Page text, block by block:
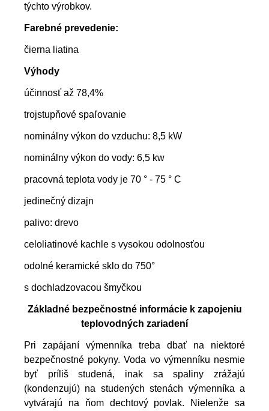
týchto výrobkov.
Farebné prevedenie:
čierna liatina
Výhody
účinnosť až 78,4%
trojstupňové spaľovanie
nominálny výkon do vzduchu: 8,5 kW
nominálny výkon do vody: 6,5 kw
pracovná teplota vody je 70 ° - 75 ° C
jedinečný dizajn
palivo: drevo
celoliatinové kachle s vysokou odolnosťou
odolné keramické sklo do 750°
s dochladzovacou šmyčkou
Základné bezpečnostné informácie k zapojeniu
teplovodných zariadení
Pri zapájaní výmenníka treba dbať na niektoré
bezpečnostné pokyny. Voda vo výmenníku nesmie
byť príliš studená, inak sa spaliny zrážajú
(kondenzujú) na studených stenách výmenníka a
vytvárajú na ňom dechtový povlak. Nielenže sa